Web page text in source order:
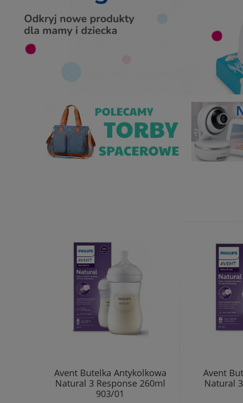
Avent Butelka Antykolkowa
Natural 3 Response 260ml
903/01
Avent
Natural